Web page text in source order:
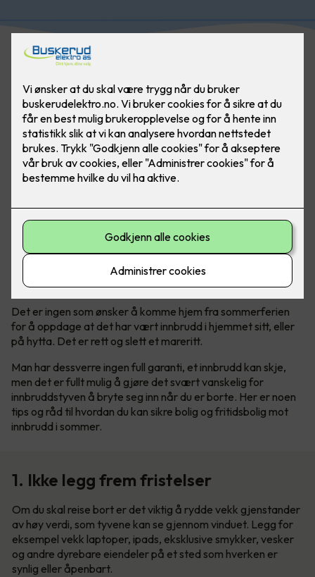
Det er ingen tvil om at det har vært en stor økning av
antall innbrudd de siste årene, både i bolig og hytter.
Politiet anbefaler tiltak før man reiser på ferie.
Mange innbrudd om sommeren
Det er ingen som ønsker å komme hjem fra sommerferien
for å oppdage at det har vært innbrudd i hjemmet sitt, eller
på hytta. Det er rett og slett et mareritt.
Man har dessverre ingen full garanti, et innbrudd kan skje,
men det er fullt mulig å gjøre det svært vanskelig for
innbruddstyven å bryte seg inn når du er borte. Her er noen
tips og råd til hvordan du kan sikre bolig og fritidsbolig mot
innbrudd i sommer.
1. Ikke legg frem fristelser
Om du skal reise bort er det viktig å rydde vekk gjenstander
av høy verdi, som tyvene kan se gjennom vinduet. Legg for
eksempel vekk laptoper, ipads, eksklusive smykker, vesker
og andre dyrebare eiendeler på et sted som hverken er
synlig eller åpenbart.